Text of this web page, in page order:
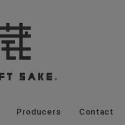
Producers Contact